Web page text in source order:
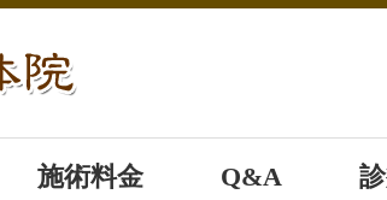
施術料金 Q&A